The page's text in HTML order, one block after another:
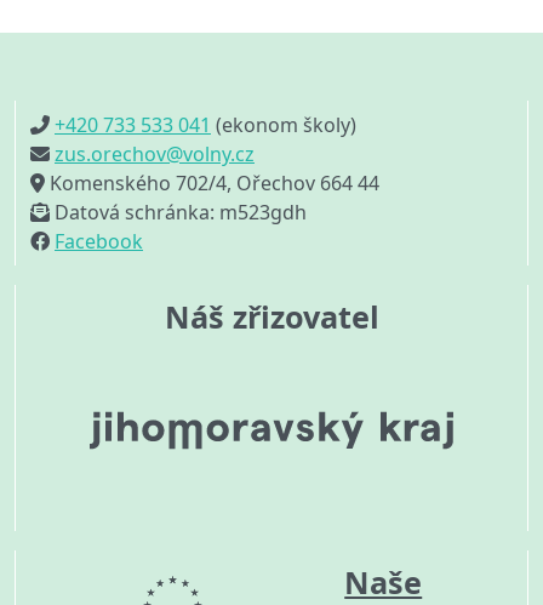
+420 733 533 041 (ekonom školy)
zus.orechov@volny.cz
Komenského 702/4, Ořechov 664 44
Datová schránka: m523gdh
Facebook
Náš zřizovatel
Naše